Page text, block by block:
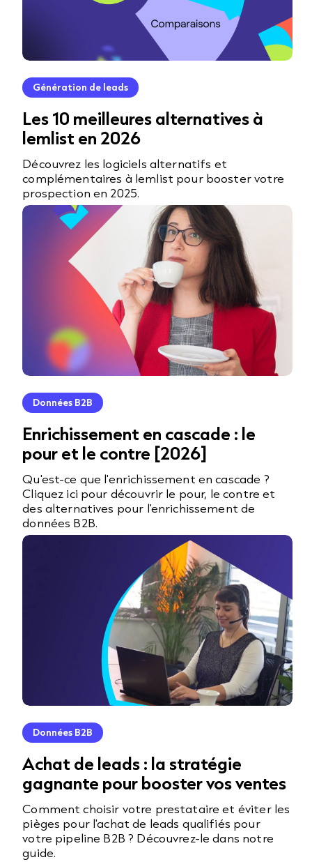
Génération de leads
Les 10 meilleures alternatives à
lemlist en 2026
Découvrez les logiciels alternatifs et
complémentaires à lemlist pour booster votre
prospection en 2025.
Données B2B
Enrichissement en cascade : le
pour et le contre [2026]
Qu'est-ce que l'enrichissement en cascade ?
Cliquez ici pour découvrir le pour, le contre et
des alternatives pour l'enrichissement de
données B2B.
Données B2B
Achat de leads : la stratégie
gagnante pour booster vos ventes
Comment choisir votre prestataire et éviter les
pièges pour l'achat de leads qualifiés pour
votre pipeline B2B ? Découvrez-le dans notre
guide.